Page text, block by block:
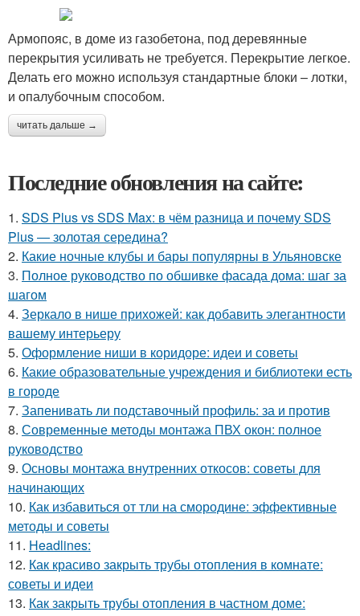
Армопояс, в доме из газобетона, под деревянные
перекрытия усиливать не требуется. Перекрытие легкое.
Делать его можно используя стандартные блоки – лотки,
и опалубочным способом.
читать дальше →
Последние обновления на сайте:
1. SDS Plus vs SDS Max: в чём разница и почему SDS
Plus — золотая середина?
2. Какие ночные клубы и бары популярны в Ульяновске
3. Полное руководство по обшивке фасада дома: шаг за
шагом
4. Зеркало в нише прихожей: как добавить элегантности
вашему интерьеру
5. Оформление ниши в коридоре: идеи и советы
6. Какие образовательные учреждения и библиотеки есть
в городе
7. Запенивать ли подставочный профиль: за и против
8. Современные методы монтажа ПВХ окон: полное
руководство
9. Основы монтажа внутренних откосов: советы для
начинающих
10. Как избавиться от тли на смородине: эффективные
методы и советы
11. Headlines:
12. Как красиво закрыть трубы отопления в комнате:
советы и идеи
13. Как закрыть трубы отопления в частном доме: